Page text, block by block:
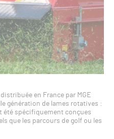
en France par MGE
génération de lames rotatives :
été spécifiquement conçues
que les parcours de golf ou les